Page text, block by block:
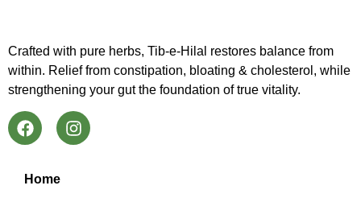
Crafted with pure herbs, Tib-e-Hilal restores balance from
within. Relief from constipation, bloating & cholesterol, while
strengthening your gut the foundation of true vitality.
Home